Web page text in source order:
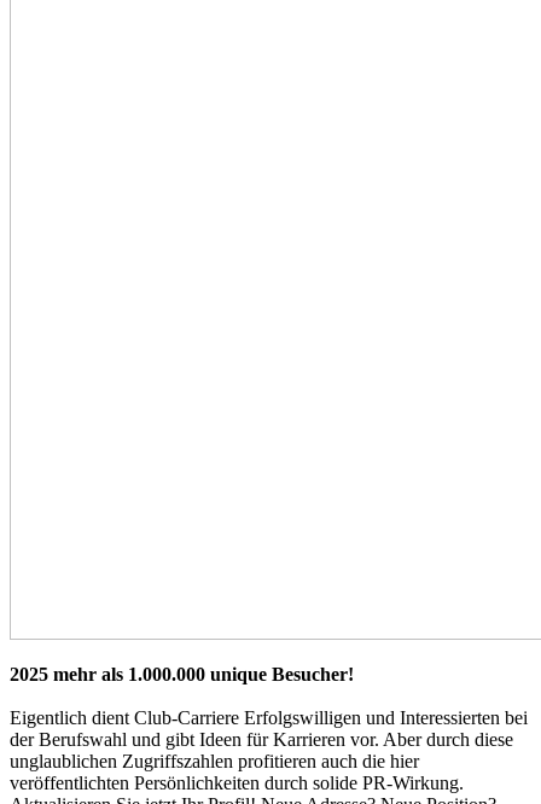
2025 mehr als 1.000.000 unique Besucher!
Eigentlich dient Club-Carriere Erfolgswilligen und Interessierten bei
der Berufswahl und gibt Ideen für Karrieren vor. Aber durch diese
unglaublichen Zugriffszahlen profitieren auch die hier
veröffentlichten Persönlichkeiten durch solide PR-Wirkung.